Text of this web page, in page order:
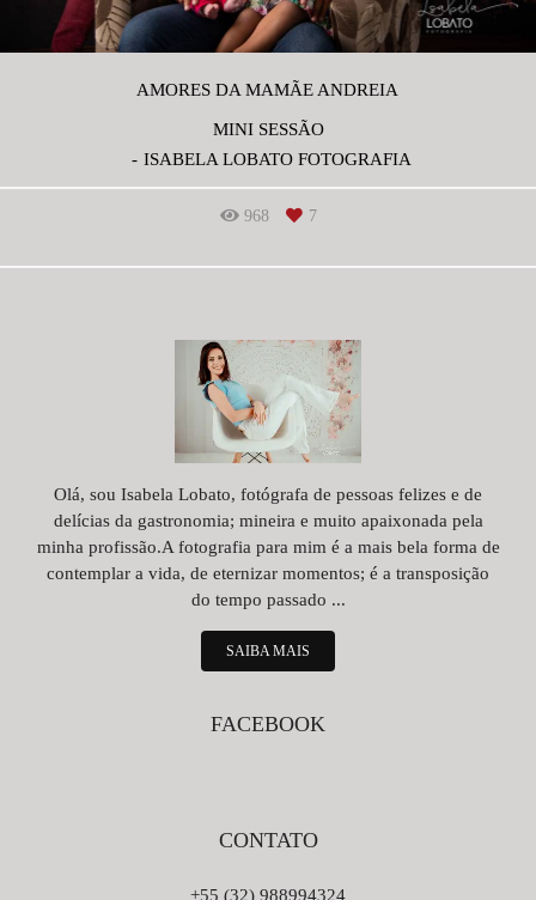
AMORES DA MAMÃE ANDREIA
MINI SESSÃO
ISABELA LOBATO FOTOGRAFIA
968 7
Olá, sou Isabela Lobato, fotógrafa de pessoas felizes e de
delícias da gastronomia; mineira e muito apaixonada pela
minha profissão.A fotografia para mim é a mais bela forma de
contemplar a vida, de eternizar momentos; é a transposição
do tempo passado ...
SAIBA MAIS
FACEBOOK
CONTATO
+55 (32) 988994324